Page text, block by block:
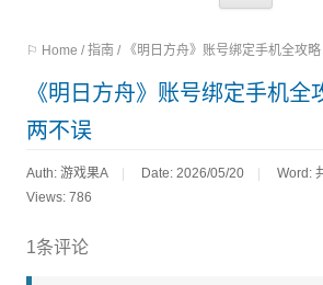
⚐ Home / 指南 / 《明日方舟》账号绑定手机全攻
《明日方舟》账号绑定手机全
两不误
Auth: 游戏果A Date: 2026/05/20 Word:
Views: 786
1条评论